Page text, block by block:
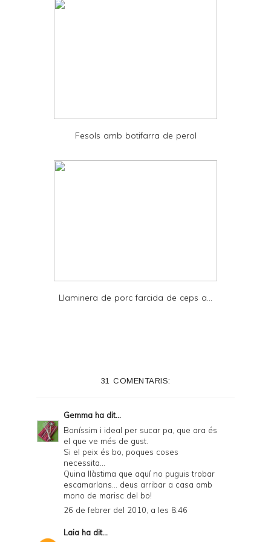
Fesols amb botifarra de perol
Llaminera de porc farcida de ceps a...
31 COMENTARIS:
Gemma ha dit...
Boníssim i ideal per sucar pa, que ara és
el que ve més de gust.
Si el peix és bo, poques coses
necessita...
Quina llàstima que aquí no puguis trobar
escamarlans... deus arribar a casa amb
mono de marisc del bo!
26 de febrer del 2010, a les 8:46
Laia ha dit...